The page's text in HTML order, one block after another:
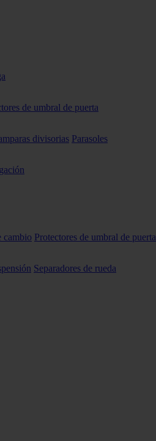
de umbral de puerta
divisorias Parasoles
cambio Protectores de umbral de puerta
Separadores de rueda